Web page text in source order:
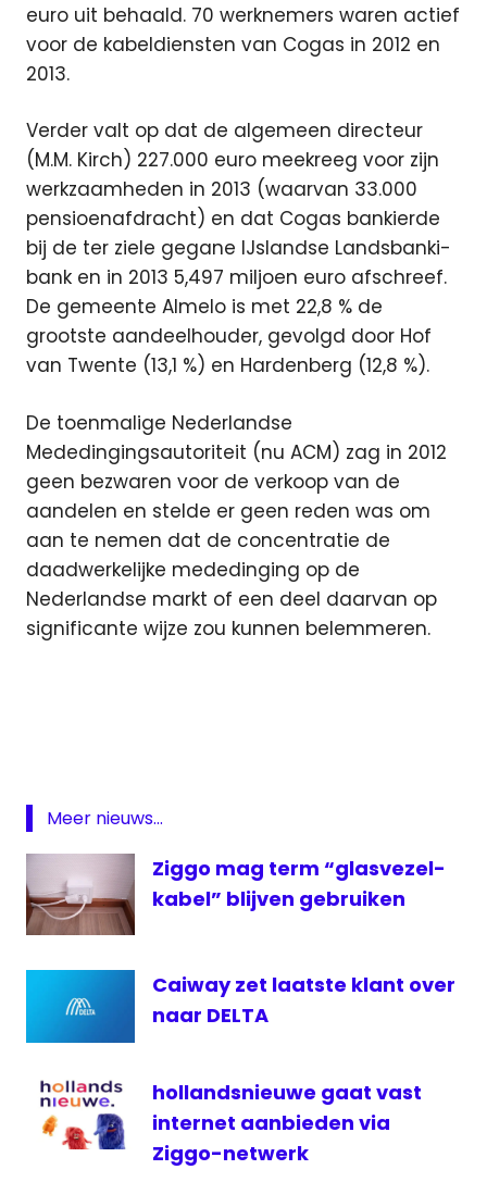
euro uit behaald. 70 werknemers waren actief
voor de kabeldiensten van Cogas in 2012 en
2013.
Verder valt op dat de algemeen directeur
(M.M. Kirch) 227.000 euro meekreeg voor zijn
werkzaamheden in 2013 (waarvan 33.000
pensioenafdracht) en dat Cogas bankierde
bij de ter ziele gegane IJslandse Landsbanki-
bank en in 2013 5,497 miljoen euro afschreef.
De gemeente Almelo is met 22,8 % de
grootste aandeelhouder, gevolgd door Hof
van Twente (13,1 %) en Hardenberg (12,8 %).
De toenmalige Nederlandse
Mededingingsautoriteit (nu ACM) zag in 2012
geen bezwaren voor de verkoop van de
aandelen en stelde er geen reden was om
aan te nemen dat de concentratie de
daadwerkelijke mededinging op de
Nederlandse markt of een deel daarvan op
significante wijze zou kunnen belemmeren.
Hof
media
medianieuws
nieuws
Oldenzaal
Van
Ziggo
naar
Meer nieuws...
Ziggo mag term “glasvezel-
kabel” blijven gebruiken
Caiway zet laatste klant over
naar DELTA
hollandsnieuwe gaat vast
internet aanbieden via
Ziggo-netwerk